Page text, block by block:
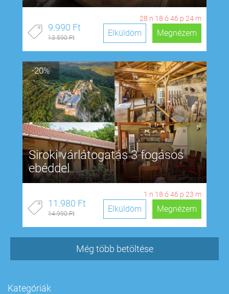
28 n 18 ó46 p 23 m
9.990 Ft
13.590 Ft Megnézem
Elküldöm
-20%
Siroki várlátogatás 3 fogásos
ebéddel
1 n 18 ó46 p 22 m
11.980 Ft
14.990 Ft Megnézem
Elküldöm
Még több betöltése
Kategóriák